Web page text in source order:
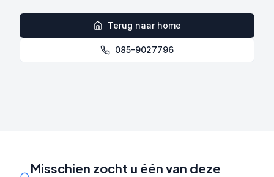
Terug naar home
085-9027796
Misschien zocht u één van deze